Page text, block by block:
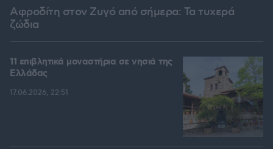
Αφροδίτη στον Ζυγό από σήμερα: Τα τυχερά
ζώδια
11 επιβλητικά μοναστήρια σε νησιά της
Ελλάδας
17.06.2026, 22:51